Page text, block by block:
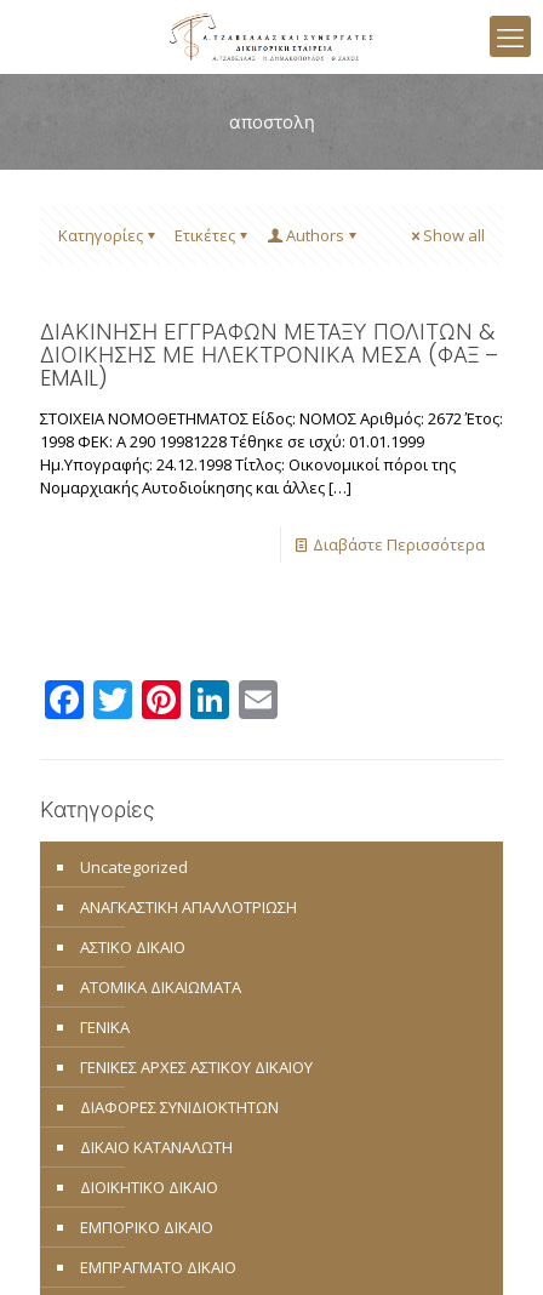
αποστολη
Κατηγορίες Ετικέτες Authors Show all
ΔΙΑΚΙΝΗΣΗ ΕΓΓΡΑΦΩΝ ΜΕΤΑΞΥ ΠΟΛΙΤΩΝ &
ΔΙΟΙΚΗΣΗΣ ΜΕ ΗΛΕΚΤΡΟΝΙΚΑ ΜΕΣΑ (ΦΑΞ –
EMAIL)
ΣΤΟΙΧΕΙΑ ΝΟΜΟΘΕΤΗΜΑΤΟΣ Είδος: ΝΟΜΟΣ Αριθμός: 2672 Έτος:
1998 ΦΕΚ: Α 290 19981228 Τέθηκε σε ισχύ: 01.01.1999
Ημ.Υπογραφής: 24.12.1998 Τίτλος: Οικονομικοί πόροι της
Νομαρχιακής Αυτοδιοίκησης και άλλες[…]
Διαβάστε Περισσότερα
Facebook
Twitter
Pinterest
LinkedIn
Κατηγορίες
Uncategorized
ΑΝΑΓΚΑΣΤΙΚΗ ΑΠΑΛΛΟΤΡΙΩΣΗ
ΑΣΤΙΚΟ ΔΙΚΑΙΟ
ΑΤΟΜΙΚΑ ΔΙΚΑΙΩΜΑΤΑ
ΓΕΝΙΚΑ
ΓΕΝΙΚΕΣ ΑΡΧΕΣ ΑΣΤΙΚΟΥ ΔΙΚΑΙΟΥ
ΔΙΑΦΟΡΕΣ ΣΥΝΙΔΙΟΚΤΗΤΩΝ
ΔΙΚΑΙΟ ΚΑΤΑΝΑΛΩΤΗ
ΔΙΟΙΚΗΤΙΚΟ ΔΙΚΑΙΟ
ΕΜΠΟΡΙΚΟ ΔΙΚΑΙΟ
ΕΜΠΡΑΓΜΑΤΟ ΔΙΚΑΙΟ